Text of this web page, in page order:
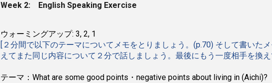
Week 2: English Speaking Exercise
ウォーミングアップ: 3, 2, 1
[２分間で以下のテーマについてメモをとりましょう。(p.70) そして書いた
えてまた同じ内容について２分で話しましょう。最後にもう一度相手を換
テーマ：What are some good points・negative points about living in (Aichi)?